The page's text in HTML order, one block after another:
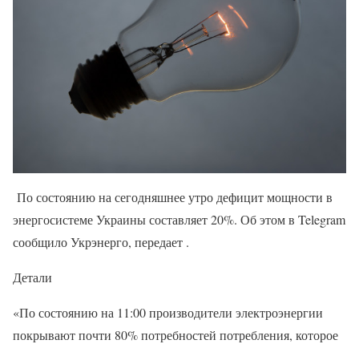
По состоянию на сегодняшнее утро дефицит мощности в
энергосистеме Украины составляет 20%. Об этом в Telegram
сообщило Укрэнерго, передает .
Детали
«По состоянию на 11:00 производители электроэнергии
покрывают почти 80% потребностей потребления, которое